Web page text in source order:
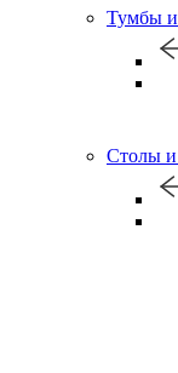
Тумбы
Столы и